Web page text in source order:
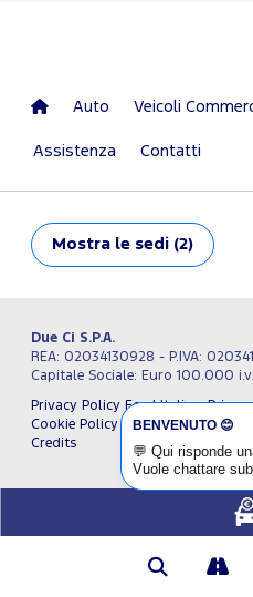
Auto Veicoli
Assistenza Contatti
Mostra le sedi (2)
Due Ci S.P.A.
REA: 02034130928 - P.IVA:
Capitale Sociale: Euro 100.000 i.v.
Privacy Policy Ford Italia
Cookie Policy
Impostazioni
Credits
BENVENUTO 😊
💬 Qui risponde
Vuole chattare